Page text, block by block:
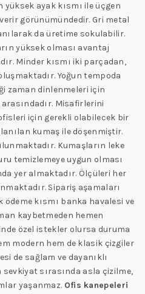
yüksek ayak kısmı ile üçgen
görünümündedir. Gri metal
da üretime sokulabilir.
yüksek olması avantaj
Minder kısmı iki parçadan,
Yoğun tempoda
zaman dinlenmeleri için
Misafirlerini
için gerekli olabilecek bir
kumaş ile döşenmiştir.
Kumaşların leke
temizlemeye uygun olması
yer almaktadır. Ölçüleri her
Sipariş aşamaları
kısmı banka havalesi ve
kaybetmeden hemen
özel istekler olursa duruma
modern hem de klasik çizgiler
de sağlam ve dayanıklı
sevkiyat sırasında asla çizilme,
yaşanmaz. Ofis kanepeleri